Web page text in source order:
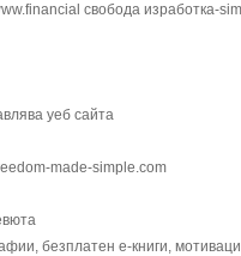
свобода изработка-
уеб сайта
made-simple.com
безплатен е-книги,